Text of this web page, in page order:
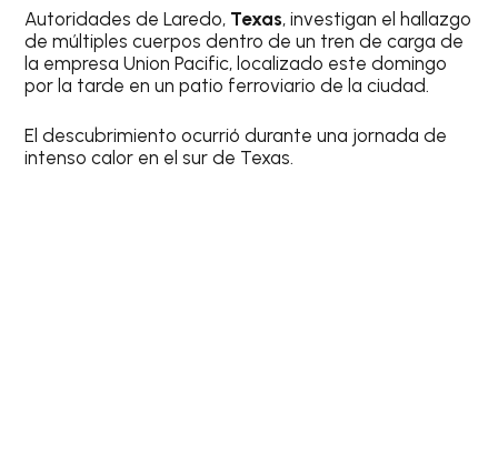
Autoridades de Laredo, Texas, investigan el hallazgo
de múltiples cuerpos dentro de un tren de carga de
la empresa Union Pacific, localizado este domingo
por la tarde en un patio ferroviario de la ciudad.
El descubrimiento ocurrió durante una jornada de
intenso calor en el sur de Texas.